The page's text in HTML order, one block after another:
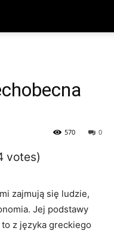
0
570
votes)
zajmują się ludzie,
Jej podstawy
z języka greckiego